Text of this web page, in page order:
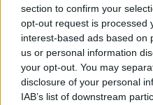
section to confirm your
opt-out request is processed
interest-based ads based on
us or personal information
your opt-out. You may
disclosure of your personal
IAB’s list of downstream